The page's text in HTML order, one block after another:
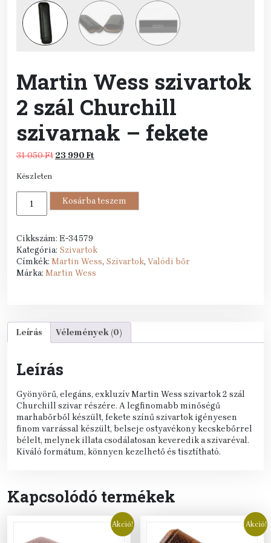
Martin Wess szivartok
2 szál Churchill
szivarnak – fekete
31 050Ft Original
31
050 Ft.
23 990 FtCurrent
23
990 Ft.
Készleten
Wess
szál
Churchill
szivarnak
-
Kosárba teszem
Cikkszám: E-34579
Kategória: Szivartok
Címkék: Martin Wess, Szivartok, Valódi bőr
Márka: Martin Wess
Leírás Vélemények (0)
Leírás
Gyönyörű, elegáns, exkluzív Martin Wess szivartok 2 szál
Churchill szivar részére. A legfinomabb minőségű
marhabőrből készült, fekete színű szivartok igényesen
finom varrással készült, belseje ostyavékony kecskebőrrel
bélelt, melynek illata csodálatosan keveredik a szivaréval.
Kiváló formátum, könnyen kezelhető és tisztítható.
Kapcsolódó termékek
Akció! Akció!